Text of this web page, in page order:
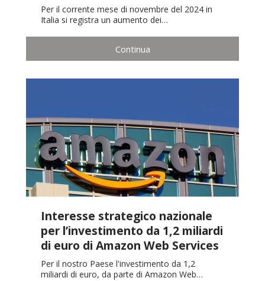
Per il corrente mese di novembre del 2024 in
Italia si registra un aumento dei…
Continua
Interesse strategico nazionale
per l’investimento da 1,2 miliardi
di euro di Amazon Web Services
Per il nostro Paese l'investimento da 1,2
miliardi di euro, da parte di Amazon Web…